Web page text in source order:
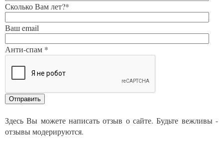
Сколько Вам лет?*
Ваш email
Анти-спам *
Здесь Вы можете написать отзыв о сайте. Будьте вежливы -
отзывы модерируются.